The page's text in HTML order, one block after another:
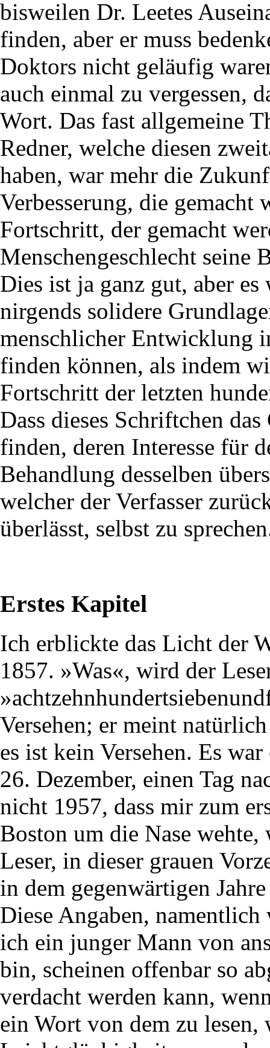
bisweilen Dr. Leetes
finden, aber er muss
Doktors nicht geläufig
auch einmal zu vergessen,
Wort. Das fast allgemeine
Redner, welche diesen
haben, war mehr die
Verbesserung, die gemacht
Fortschritt, der gemacht
Menschengeschlecht seine
Dies ist ja ganz gut, aber
nirgends solidere
menschlicher Entwicklung
finden können, als indem
Fortschritt der letzten
Dass dieses Schriftchen
finden, deren Interesse für
Behandlung desselben
welcher der Verfasser
überlässt, selbst zu
Erstes Kapitel
Ich erblickte das Licht der
1857. »Was«, wird der
Versehen; er meint
es ist kein Versehen. Es
26. Dezember, einen Tag
nicht 1957, dass mir zum
Boston um die Nase wehte,
Leser, in dieser grauen
in dem gegenwärtigen
Diese Angaben,
ich ein junger Mann von
bin, scheinen offenbar so
verdacht werden kann,
ein Wort von dem zu lesen,